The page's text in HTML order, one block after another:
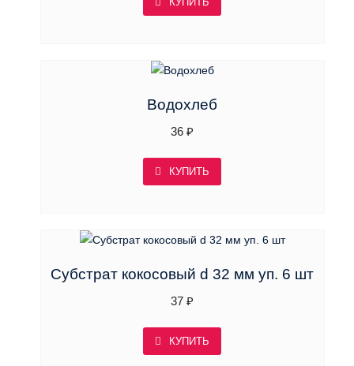
Водохлеб
36₽
КУПИТЬ
Субстрат кокосовый d 32 мм уп. 6 шт
37₽
КУПИТЬ